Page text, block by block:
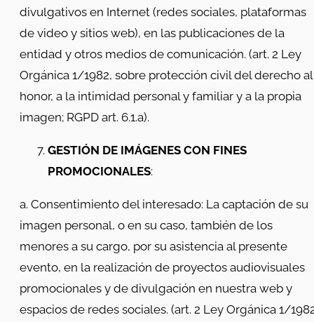
divulgativos en Internet (redes sociales, plataformas
de video y sitios web), en las publicaciones de la
entidad y otros medios de comunicación. (art. 2 Ley
Orgánica 1/1982, sobre protección civil del derecho al
honor, a la intimidad personal y familiar y a la propia
imagen; RGPD art. 6.1.a).
GESTIÓN DE IMÁGENES CON FINES
PROMOCIONALES:
a. Consentimiento del interesado: La captación de su
imagen personal, o en su caso, también de los
menores a su cargo, por su asistencia al presente
evento, en la realización de proyectos audiovisuales
promocionales y de divulgación en nuestra web y
espacios de redes sociales. (art. 2 Ley Orgánica 1/